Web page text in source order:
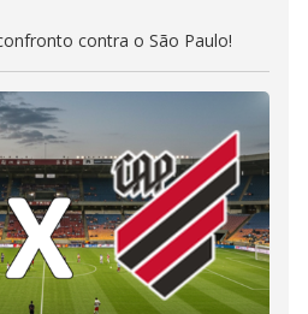
contra o São Paulo!